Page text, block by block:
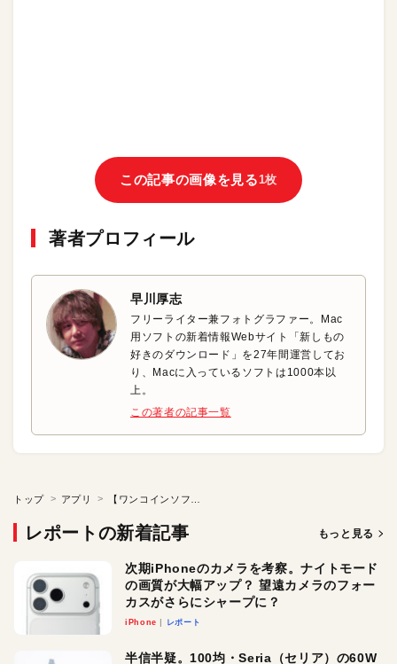
この記事の画像を見る1枚
著者プロフィール
早川厚志
フリーライター兼フォトグラファー。Mac
用ソフトの新着情報Webサイト「新しもの
好きのダウンロード」を27年間運営してお
り、Macに入っているソフトは1000本以
上。
この著者の記事一覧
トップ アプリ
レポートの新着記事 もっと見る
次期iPhoneのカメラを考察。ナイトモード
の画質が大幅アップ？ 望遠カメラのフォー
カスがさらにシャープに？
iPhone レポート
半信半疑。100均・Seria（セリア）の60W